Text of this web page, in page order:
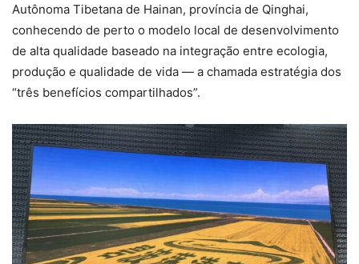
Autônoma Tibetana de Hainan, província de Qinghai,
conhecendo de perto o modelo local de desenvolvimento
de alta qualidade baseado na integração entre ecologia,
produção e qualidade de vida — a chamada estratégia dos
“três benefícios compartilhados”.